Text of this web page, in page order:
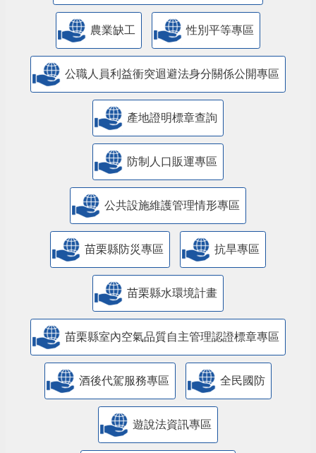
農業缺工 性別平等專區
公職人員利益衝突迴避法身分關係公開專區
產地證明標章查詢
防制人口販運專區
​公共設施維護管理情形專區
苗栗縣防災專區 抗旱專區
苗栗縣水環境計畫
苗栗縣室內空氣品質自主管理認證標章專區
酒後代駕服務專區 全民國防
遊說法資訊專區